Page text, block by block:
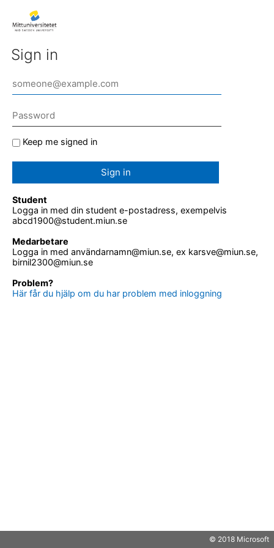
Sign in
Keep me signed in
Sign in
Student
Logga in med din student e-postadress, exempelvis
abcd1900@student.miun.se
Medarbetare
Logga in med användarnamn@miun.se, ex karsve@miun.se,
birnil2300@miun.se
Problem?
Här får du hjälp om du har problem med inloggning
© 2018 Microsoft